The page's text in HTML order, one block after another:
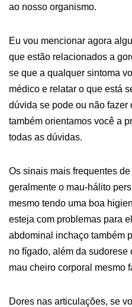
ao nosso organismo.
Eu vou mencionar agora
que estão relacionados a
se que a qualquer sintoma
médico e relatar o que está
dúvida se pode ou não fazer
também orientamos você a
todas as dúvidas.
Os sinais mais frequentes
geralmente o mau-hálito
mesmo tendo uma boa
esteja com problemas para
abdominal inchaço também
no fígado, além da
mau cheiro corporal mesmo
Dores nas articulações, se